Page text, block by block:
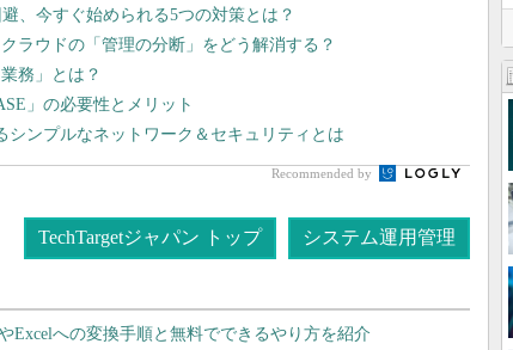
、今すぐ始められる5つの対策とは？
ラウドの「管理の分断」をどう解消する？
務」とは？
」の必要性とメリット
ンプルなネットワーク＆セキュリティとは
Recommended by
TechTargetジャパン トップ システム運用管理
Excelへの変換手順と無料でできるやり方を紹介